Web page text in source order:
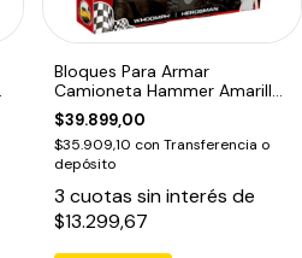
Bloques Para Armar
Camioneta Hammer Amarilla
298 Pzas Cogo 298
$39.899,00
$35.909,10 con Transferencia o
depósito
3 cuotas sin interés de
$13.299,67